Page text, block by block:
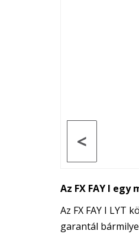
<
Az FX FAY I
Az FX FAY I
garantál